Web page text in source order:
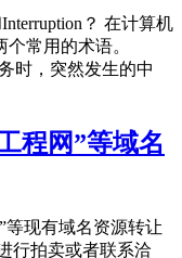
？ 在计算机
个常用的术语。
时，突然发生的中
程网”等域名
等现有域名资源转让
行拍卖或者联系洽